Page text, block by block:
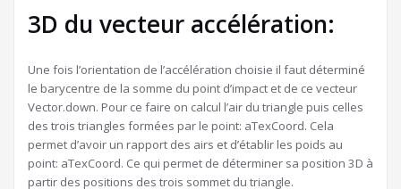
3D du vecteur accélération:
Une fois l’orientation de l’accélération choisie il faut déterminé
le barycentre de la somme du point d’impact et de ce vecteur
Vector.down. Pour ce faire on calcul l’air du triangle puis celles
des trois triangles formées par le point: aTexCoord. Cela
permet d’avoir un rapport des airs et d’établir les poids au
point: aTexCoord. Ce qui permet de déterminer sa position 3D à
partir des positions des trois sommet du triangle.